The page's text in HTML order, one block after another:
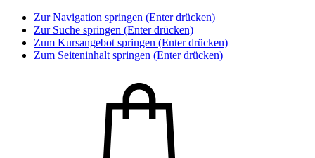
Zur Navigation springen (Enter drücken)
Zur Suche springen (Enter drücken)
Zum Kursangebot springen (Enter drücken)
Zum Seiteninhalt springen (Enter drücken)